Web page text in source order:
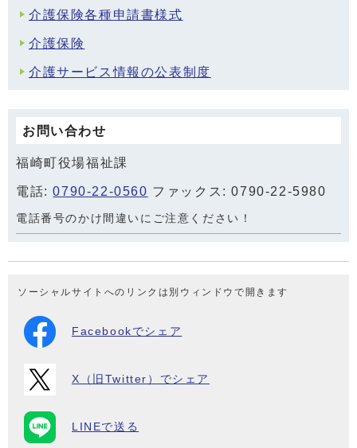
介護保険各種申請書様式
介護保険
介護サービス情報の公表制度
お問い合わせ
福崎町役場福祉課
電話:0790-22-0560 ファックス: 0790-22-5980
電話番号のかけ間違いにご注意ください！
ソーシャルサイトへのリンクは別ウィンドウで開きます
Facebookでシェア
X（旧Twitter）でシェア
LINEで送る